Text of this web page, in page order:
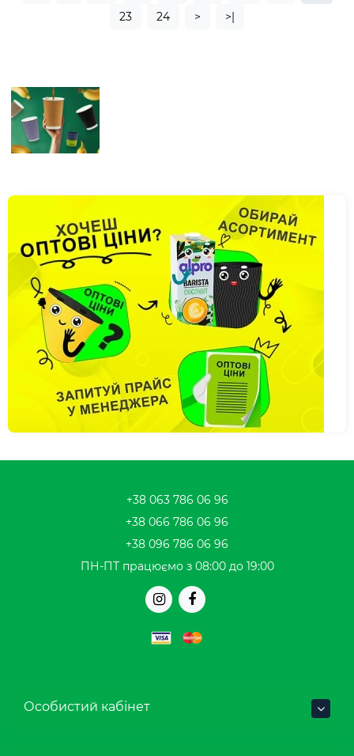
23
24 > >|
+38 063 786 06 96
+38 066 786 06 96
+38 096 786 06 96
ПН-ПТ працюємо з 08:00 до 19:00
Особистий кабінет